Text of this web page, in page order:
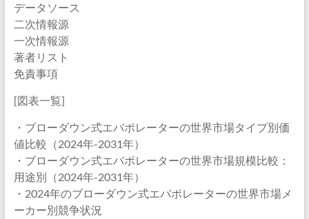
データソース
二次情報源
一次情報源
著者リスト
免責事項
[図表一覧]
・ブローダウン式エバポレーターの世界市場タイプ別価
値比較（2024年-2031年）
・ブローダウン式エバポレーターの世界市場規模比較：
用途別（2024年-2031年）
・2024年のブローダウン式エバポレーターの世界市場メ
ーカー別競争状況